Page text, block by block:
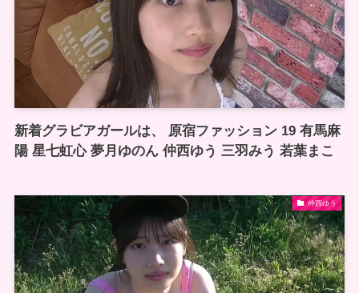
新着グラビアガールは、 原宿ファッション 19 有馬麻
陽 星七虹心 夢月ゆのん 仲西ゆう 三羽みう 若葉まこ
仲西ゆう